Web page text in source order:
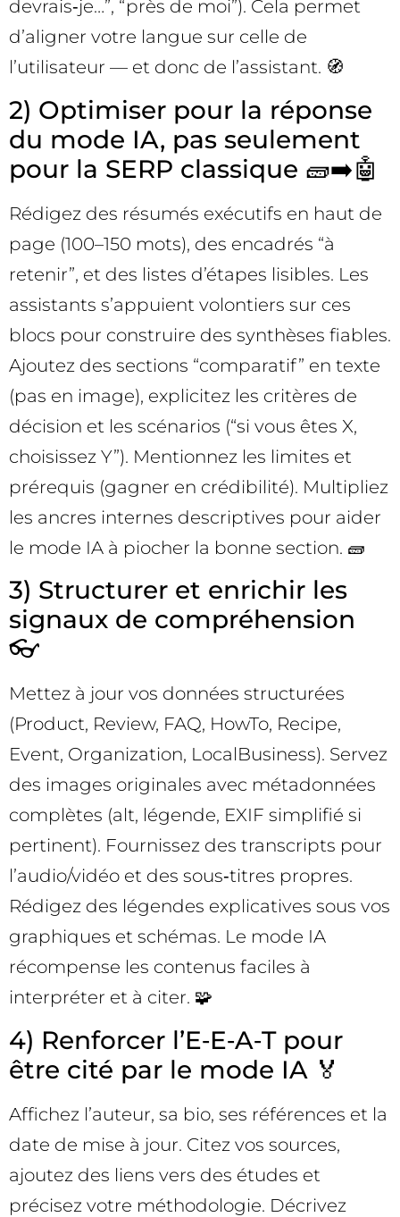
devrais‑je…”, “près de moi”). Cela permet
d’aligner votre langue sur celle de
l’utilisateur — et donc de l’assistant. 🧭
2) Optimiser pour la réponse
du mode IA, pas seulement
pour la SERP classique 🧱➡️🤖
Rédigez des résumés exécutifs en haut de
page (100–150 mots), des encadrés “à
retenir”, et des listes d’étapes lisibles. Les
assistants s’appuient volontiers sur ces
blocs pour construire des synthèses fiables.
Ajoutez des sections “comparatif” en texte
(pas en image), explicitez les critères de
décision et les scénarios (“si vous êtes X,
choisissez Y”). Mentionnez les limites et
prérequis (gagner en crédibilité). Multipliez
les ancres internes descriptives pour aider
le mode IA à piocher la bonne section. 🧱
3) Structurer et enrichir les
signaux de compréhension
👓
Mettez à jour vos données structurées
(Product, Review, FAQ, HowTo, Recipe,
Event, Organization, LocalBusiness). Servez
des images originales avec métadonnées
complètes (alt, légende, EXIF simplifié si
pertinent). Fournissez des transcripts pour
l’audio/vidéo et des sous‑titres propres.
Rédigez des légendes explicatives sous vos
graphiques et schémas. Le mode IA
récompense les contenus faciles à
interpréter et à citer. 🧩
4) Renforcer l’E‑E‑A‑T pour
être cité par le mode IA 🏅
Affichez l’auteur, sa bio, ses références et la
date de mise à jour. Citez vos sources,
ajoutez des liens vers des études et
précisez votre méthodologie. Décrivez